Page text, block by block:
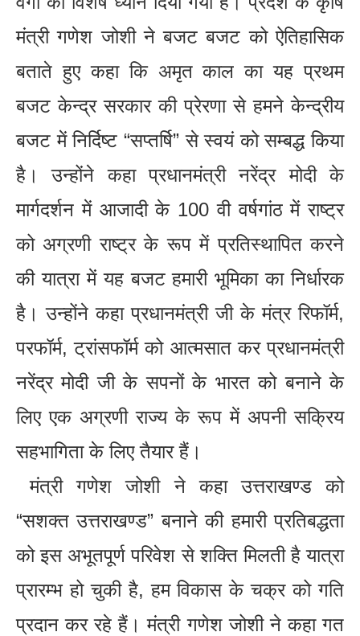
मंत्री गणेश जोशी ने बजट बजट को ऐतिहासिक
बताते हुए कहा कि अमृत काल का यह प्रथम
बजट केन्द्र सरकार की प्रेरणा से हमने केन्द्रीय
बजट में निर्दिष्ट “सप्तर्षि” से स्वयं को सम्बद्ध किया
है। उन्होंने कहा प्रधानमंत्री नरेंद्र मोदी के
मार्गदर्शन में आजादी के 100 वी वर्षगांठ में राष्ट्र
को अग्रणी राष्ट्र के रूप में प्रतिस्थापित करने
की यात्रा में यह बजट हमारी भूमिका का निर्धारक
है। उन्होंने कहा प्रधानमंत्री जी के मंत्र रिफॉर्म,
परफॉर्म, ट्रांसफॉर्म को आत्मसात कर प्रधानमंत्री
नरेंद्र मोदी जी के सपनों के भारत को बनाने के
लिए एक अग्रणी राज्य के रूप में अपनी सक्रिय
सहभागिता के लिए तैयार हैं।
मंत्री गणेश जोशी ने कहा उत्तराखण्ड को
“सशक्त उत्तराखण्ड” बनाने की हमारी प्रतिबद्धता
को इस अभूतपूर्ण परिवेश से शक्ति मिलती है यात्रा
प्रारम्भ हो चुकी है, हम विकास के चक्र को गति
प्रदान कर रहे हैं। मंत्री गणेश जोशी ने कहा गत